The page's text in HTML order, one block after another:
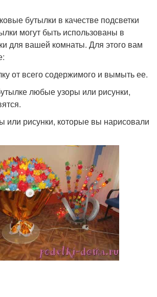
бутылки в качестве подсветки
могут быть использованы в
для вашей комнаты. Для этого вам
от всего содержимого и вымыть ее.
любые узоры или рисунки,
или рисунки, которые вы нарисовали